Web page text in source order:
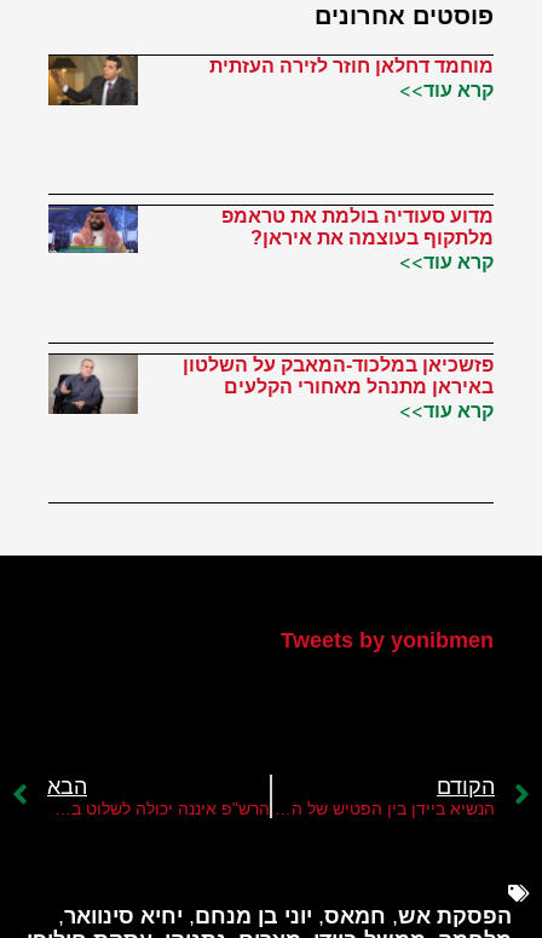
פוסטים אחרונים
מוחמד דחלאן חוזר לזירה העזתית
קרא עוד>>
מדוע סעודיה בולמת את טראמפ
מלתקוף בעוצמה את איראן?
קרא עוד>>
פזשכיאן במלכוד-המאבק על השלטון
באיראן מתנהל מאחורי הקלעים
קרא עוד>>
Tweets by yonibmen
הקודם
הנשיא ביידן בין הפטיש של הפרוגרסיבים והסדן של הערבים המוסלמים
הבא
הרש"פ איננה יכולה לשלוט ברצועת עזה
הפסקת אש, חמאס, יוני בן מנחם, יחיא סינוואר,